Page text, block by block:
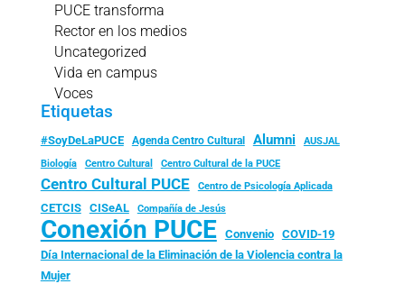
PUCE transforma
Rector en los medios
Uncategorized
Vida en campus
Voces
Etiquetas
#SoyDeLaPUCE Agenda Centro Cultural Alumni
AUSJAL
Biología
Centro Cultural Centro Cultural de la PUCE
Centro Cultural PUCE Centro de Psicología Aplicada
CETCIS CISeAL Compañía de Jesús
Conexión PUCE Convenio
COVID-19
Día Internacional de la Eliminación de la Violencia contra la
Mujer